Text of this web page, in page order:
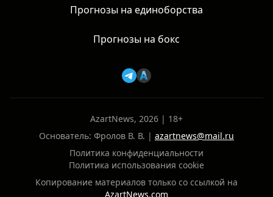
Прогнозы на единоборства
Прогнозы на бокс
AzartNews, 2026 | 18+
Основатель: Фролов В. В. | azartnews@mail.ru
Политика конфиденциальности
Политика использования cookie
Копирование материалов только со ссылкой на
AzartNews.com